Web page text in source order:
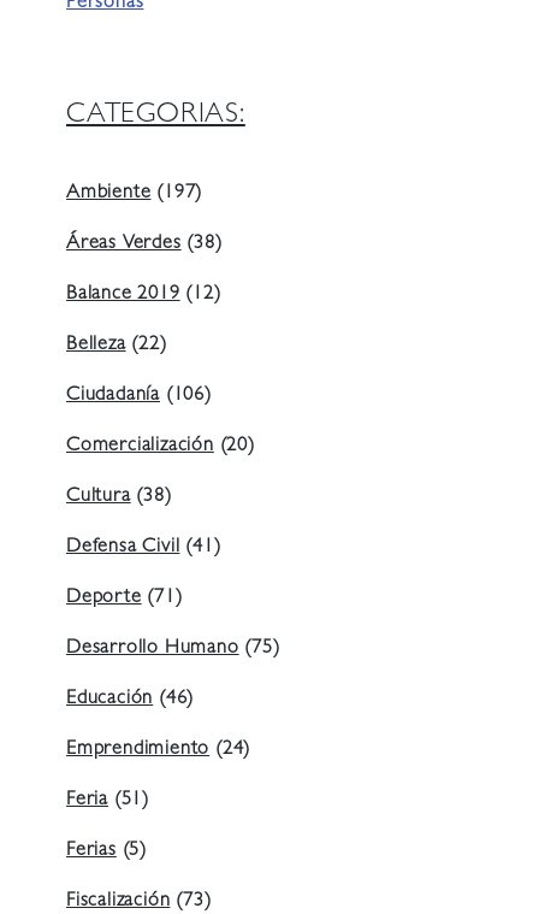
Personas
CATEGORIAS:
Ambiente(197)
Áreas Verdes(38)
Balance 2019(12)
Belleza(22)
Ciudadanía (106)
Comercialización(20)
Cultura(38)
Defensa Civil(41)
Deporte(71)
Desarrollo Humano(75)
Educación(46)
Emprendimiento(24)
Feria (51)
Ferias(5)
Fiscalización(73)